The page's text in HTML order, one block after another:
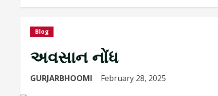
Blog
અવસાન નોંધ
GURJARBHOOMI February 28, 2025